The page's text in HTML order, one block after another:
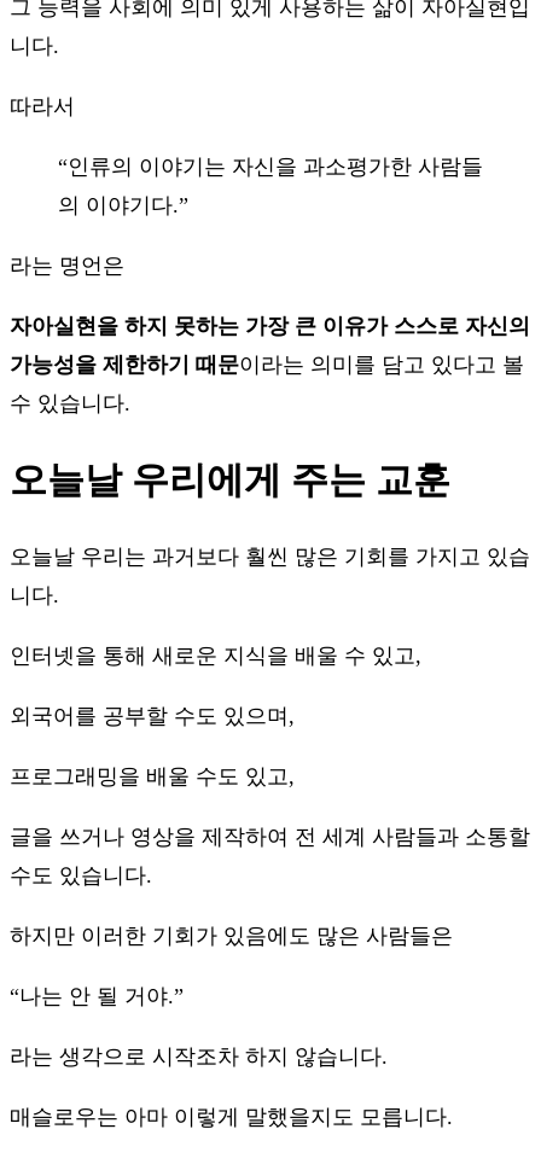
그 능력을 사회에 의미 있게 사용하는 삶이 자아실현입
니다.
따라서
“인류의 이야기는 자신을 과소평가한 사람들
의 이야기다.”
라는 명언은
자아실현을 하지 못하는 가장 큰 이유가 스스로 자신의
가능성을 제한하기 때문이라는 의미를 담고 있다고 볼
수 있습니다.
오늘날 우리에게 주는 교훈
오늘날 우리는 과거보다 훨씬 많은 기회를 가지고 있습
니다.
인터넷을 통해 새로운 지식을 배울 수 있고,
외국어를 공부할 수도 있으며,
프로그래밍을 배울 수도 있고,
글을 쓰거나 영상을 제작하여 전 세계 사람들과 소통할
수도 있습니다.
하지만 이러한 기회가 있음에도 많은 사람들은
“나는 안 될 거야.”
라는 생각으로 시작조차 하지 않습니다.
매슬로우는 아마 이렇게 말했을지도 모릅니다.